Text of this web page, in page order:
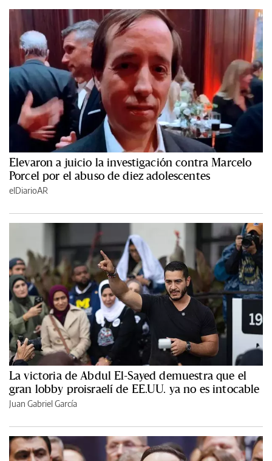
Elevaron a juicio la investigación contra Marcelo
Porcel por el abuso de diez adolescentes
elDiarioAR
La victoria de Abdul El-Sayed demuestra que el
gran lobby proisraelí de EE.UU. ya no es intocable
Juan Gabriel García